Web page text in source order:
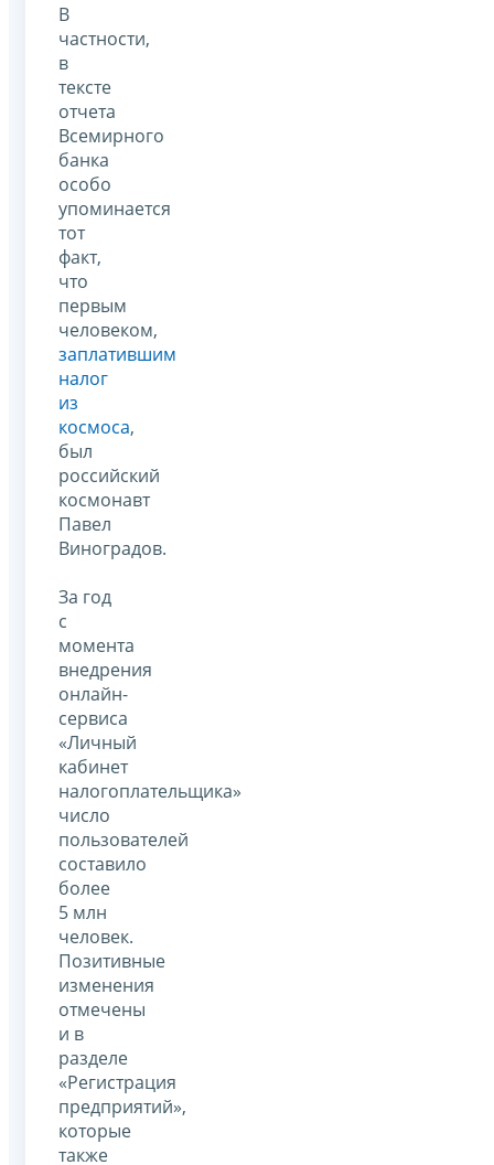
В
частности,
в
тексте
отчета
Всемирного
банка
особо
упоминается
тот
факт,
что
первым
человеком,
заплатившим
налог
из
космоса,
был
российский
космонавт
Павел
Виноградов.
За год
с
момента
внедрения
онлайн-
сервиса
«Личный
кабинет
налогоплательщика»
число
пользователей
составило
более
5 млн
человек.
Позитивные
изменения
отмечены
и в
разделе
«Регистрация
предприятий»,
которые
также